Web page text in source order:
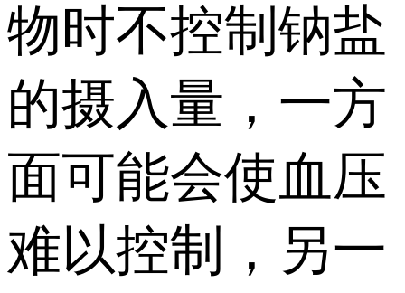
物时不控制钠盐
的摄入量，一方
面可能会使血压
难以控制，另一